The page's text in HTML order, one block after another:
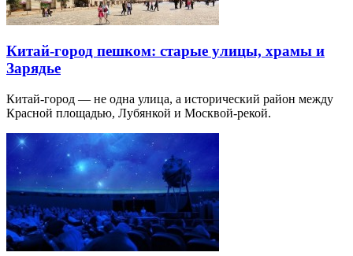
Китай-город пешком: старые улицы, храмы и
Зарядье
Китай-город — не одна улица, а исторический район между
Красной площадью, Лубянкой и Москвой-рекой.